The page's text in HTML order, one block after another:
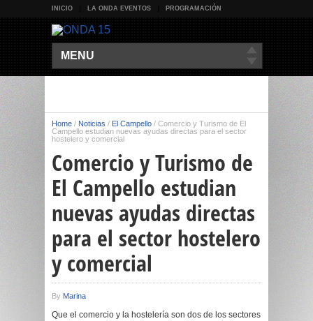
INICIO LA ONDA EVENTOS PROGRAMACIÓN
MENU
Home / Noticias / El Campello / Comercio y Turismo de El
Campello estudian nuevas ayudas directas para el sector
hostelero y comercial
Comercio y Turismo de
El Campello estudian
nuevas ayudas directas
para el sector hostelero
y comercial
By Marina
Que el comercio y la hostelería son dos de los sectores